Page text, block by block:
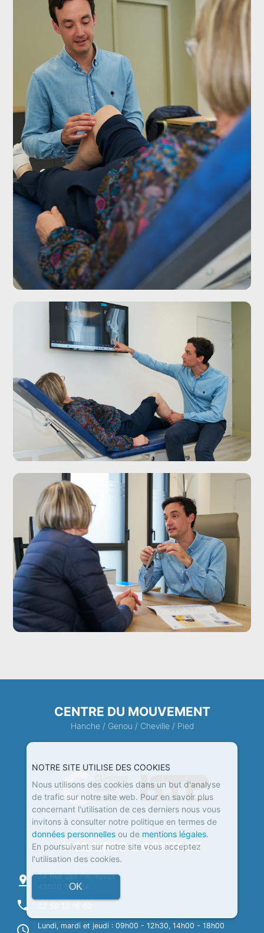
NOTRE SITE UTILISE DES COOKIES
Nous utilisons des cookies dans un but d'analyse
de trafic sur notre site web. Pour en savoir plus
concernant l'utilisation de ces derniers nous vous
invitons à consulter notre politique en termes de
données personnellesou de mentions légales.
En poursuivant sur notre site vous acceptez
l'utilisation des cookies.
OK
CENTRE DU MOUVEMENT
Hanche/ Genou / Cheville/ Pied
HORAIRES & CONTACT
pin_drop
24 Rue des Perreyeux
49800 Trélazé
phone
Lundi, mardi et jeudi : 09h00 - 12h30, 14h00 - 18h00